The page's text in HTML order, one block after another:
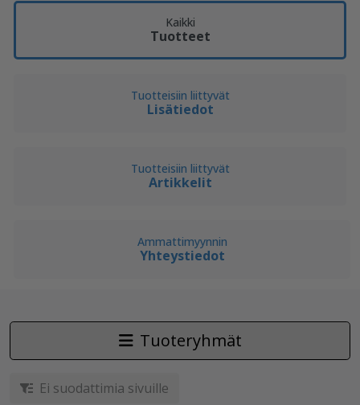
Kaikki
Tuotteet
Tuotteisiin liittyvät
Lisätiedot
Tuotteisiin liittyvät
Artikkelit
Ammattimyynnin
Yhteystiedot
Tuoteryhmät
Ei suodattimia sivuille